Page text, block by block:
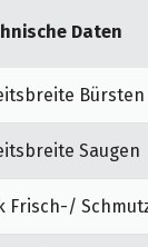
Daten
Bürsten
Saugen
Frisch-/